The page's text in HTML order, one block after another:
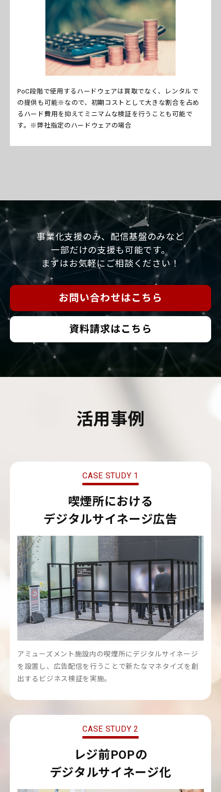
PoC段階で使用するハードウェアは買取でなく、レンタルで
の提供も可能※なので、初期コストとして大きな割合を占め
るハード費用を抑えてミニマムな検証を行うことも可能で
す。※弊社指定のハードウェアの場合
事業化支援のみ、配信基盤のみなど
一部だけの支援も可能です。
まずはお気軽にご相談ください！
お問い合わせはこちら
資料請求はこちら
活用事例
CASE STUDY 1
喫煙所における
デジタルサイネージ広告
アミューズメント施設内の喫煙所にデジタルサイネージ
を設置し、広告配信を行うことで新たなマネタイズを創
出するビジネス検証を実施。
CASE STUDY 2
レジ前POPの
デジタルサイネージ化